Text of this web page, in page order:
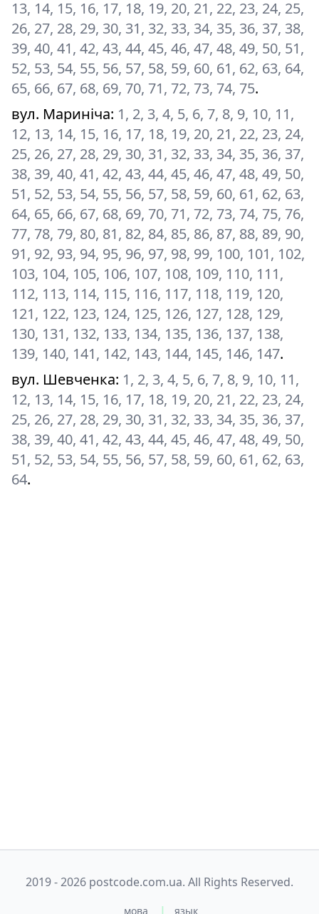
13, 14, 15, 16, 17, 18, 19, 20, 21, 22, 23, 24, 25,
26, 27, 28, 29, 30, 31, 32, 33, 34, 35, 36, 37, 38,
39, 40, 41, 42, 43, 44, 45, 46, 47, 48, 49, 50, 51,
52, 53, 54, 55, 56, 57, 58, 59, 60, 61, 62, 63, 64,
65, 66, 67, 68, 69, 70, 71, 72, 73, 74, 75.
вул. Мариніча: 1, 2, 3, 4, 5, 6, 7, 8, 9, 10, 11,
12, 13, 14, 15, 16, 17, 18, 19, 20, 21, 22, 23, 24,
25, 26, 27, 28, 29, 30, 31, 32, 33, 34, 35, 36, 37,
38, 39, 40, 41, 42, 43, 44, 45, 46, 47, 48, 49, 50,
51, 52, 53, 54, 55, 56, 57, 58, 59, 60, 61, 62, 63,
64, 65, 66, 67, 68, 69, 70, 71, 72, 73, 74, 75, 76,
77, 78, 79, 80, 81, 82, 84, 85, 86, 87, 88, 89, 90,
91, 92, 93, 94, 95, 96, 97, 98, 99, 100, 101, 102,
103, 104, 105, 106, 107, 108, 109, 110, 111,
112, 113, 114, 115, 116, 117, 118, 119, 120,
121, 122, 123, 124, 125, 126, 127, 128, 129,
130, 131, 132, 133, 134, 135, 136, 137, 138,
139, 140, 141, 142, 143, 144, 145, 146, 147.
вул. Шевченка: 1, 2, 3, 4, 5, 6, 7, 8, 9, 10, 11,
12, 13, 14, 15, 16, 17, 18, 19, 20, 21, 22, 23, 24,
25, 26, 27, 28, 29, 30, 31, 32, 33, 34, 35, 36, 37,
38, 39, 40, 41, 42, 43, 44, 45, 46, 47, 48, 49, 50,
51, 52, 53, 54, 55, 56, 57, 58, 59, 60, 61, 62, 63,
64.
2019 - 2026 postcode.com.ua. All Rights Reserved.
мова | язык